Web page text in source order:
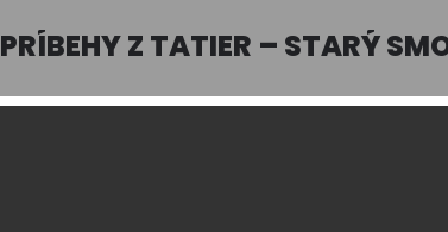
PRÍBEHY Z TATIER – STARÝ